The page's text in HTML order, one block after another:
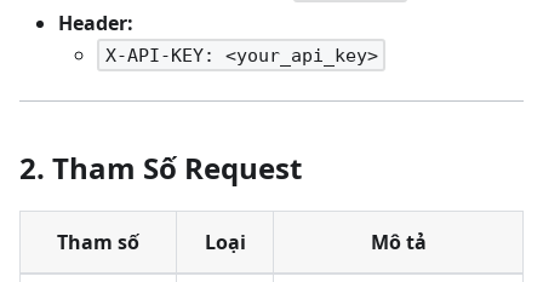
Header:
X-API-KEY: <your_api_key>
2. Tham Số Request
Tham số Loại Mô tả